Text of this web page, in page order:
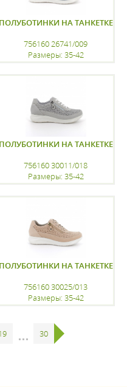
ПОЛУБОТИНКИ НА ТАНКЕТКЕ
756160 26741/009
Размеры: 35-42
ПОЛУБОТИНКИ НА ТАНКЕТКЕ
756160 30011/018
Размеры: 35-42
ПОЛУБОТИНКИ НА ТАНКЕТКЕ
756160 30025/013
Размеры: 35-42
30